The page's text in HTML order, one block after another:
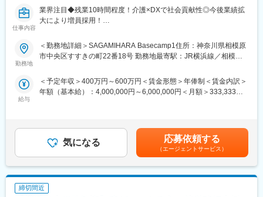
11:00 交換納品
11:45 ベッドの引き取りと納品
13:00 昼食
14:30 新規納品
15:30 交換納品
17:00 営業所へ
18:00 退社
す。
（1）顧客対応職 福祉用具の相談・選定がメイン
（2）リーダー職 配送・アドバイザーチームのリーダー、配送予
（3）営業職 ケアマネジャーへの提案を通して利用者さまをご紹
介いただき、福祉用具の選定
仕事内容
業界注目◆残業10時間程度！介護×DXで社会貢献性◎今後業績拡
大により増員採用！
■職務内容：
自社サービスのソフトウェア開発全般をお願いします。
＜具体的に＞
入社後半年程度は、これまでの経験を活かしながら業務をスター
ト。
それ以降は希望される経験・スキルや業務のタイミングに応じ
て、バックエンド、フロントエンド、ネイティブアプリ、機械学
習、ツール、組み込み、プリセールス、生産管理などのお仕事を
お任せします。
勤務地
＜勤務地詳細＞SAGAMIHARA Basecamp1住所：神奈川県相模原
市中央区すすきの町22番18号 勤務地最寄駅：JR横浜線／相模原
給与
＜予定年収＞400万円～600万円＜賃金形態＞年俸制＜賃金内訳＞
年額（基本給）：4,000,000円～6,000,000円＜月額＞333,333円
る可能性があります。月給(月額)は固定手当を含めた表記です。
気になる 応募依頼する
（エージェントサービス）
締切間近